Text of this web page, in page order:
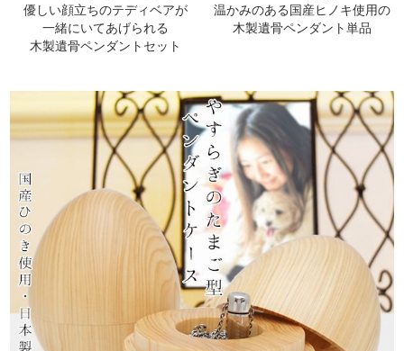
優しい顔立ちのテディベアが
一緒にいてあげられる
木製遺骨ペンダントセット
温かみのある国産ヒノキ使用の
木製遺骨ペンダント単品